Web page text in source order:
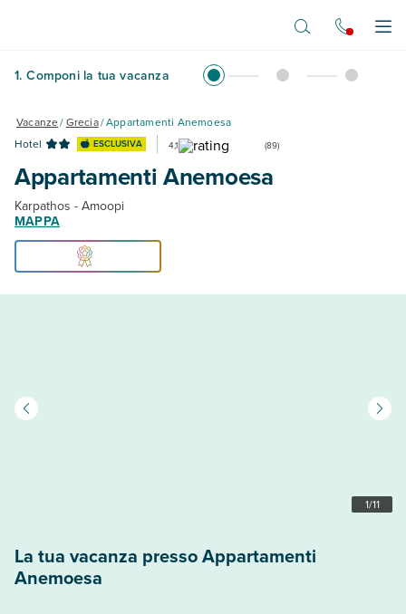
1. Componi la tua vacanza
Vacanze/Grecia/Appartamenti Anemoesa
Hotel
ESCLUSIVA 4,1 (89)
Appartamenti Anemoesa
Karpathos - Amoopi
MAPPA
1/11
La tua vacanza presso Appartamenti
Anemoesa